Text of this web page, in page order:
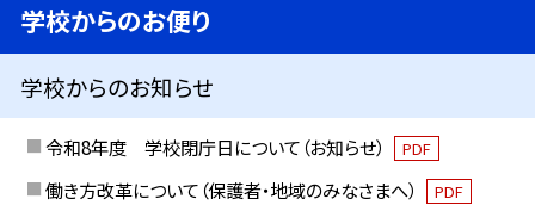
学校からのお便り
学校からのお知らせ
令和8年度 学校閉庁日について（お知らせ） PDF
働き方改革について（保護者・地域のみなさまへ） PDF